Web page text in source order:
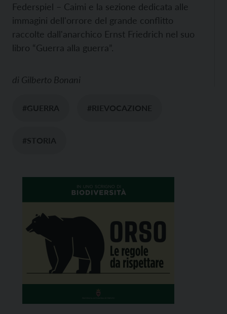
Federspiel – Caimi e la sezione dedicata alle
immagini dell'orrore del grande conflitto
raccolte dall'anarchico Ernst Friedrich nel suo
libro “Guerra alla guerra”.
di Gilberto Bonani
#GUERRA #RIEVOCAZIONE
#STORIA